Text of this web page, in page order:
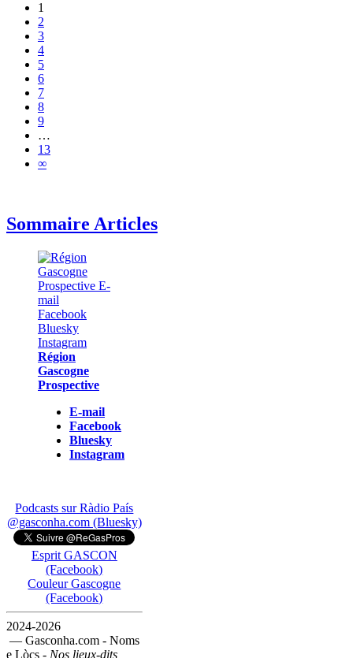
1
2
3
4
5
6
7
8
9
…
13
∞
Sommaire Articles
Région
Gascogne
Prospective
E-mail
Facebook
Bluesky
Instagram
Podcasts sur Ràdio País
@gasconha.com (Bluesky)
Esprit GASCON
(Facebook)
Couleur Gascogne
(Facebook)
2024-2026
— Gasconha.com - Noms
e Lòcs - Nos lieux-dits